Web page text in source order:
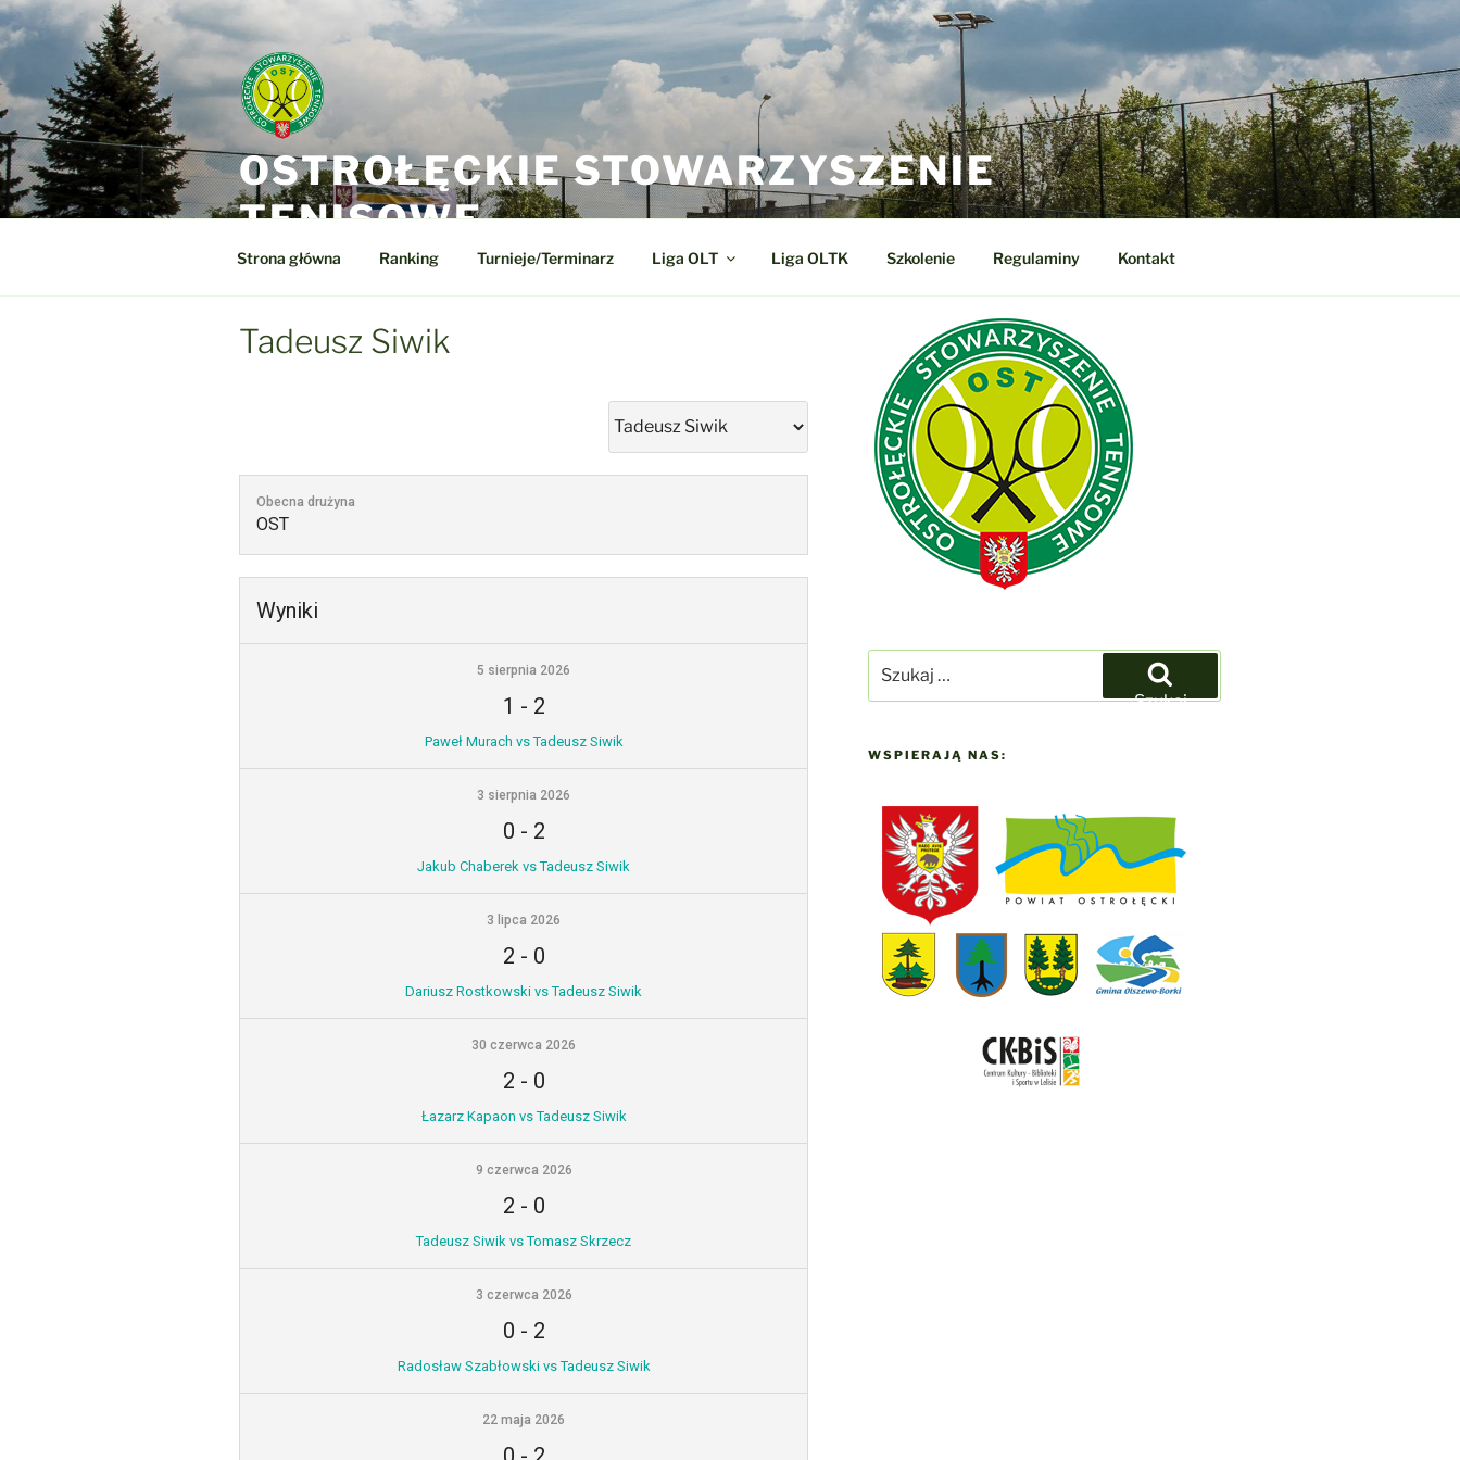
Przejdź
do
OSTROŁĘCKIE STOWARZYSZENIE
TENISOWE
Strona główna Ranking Turnieje/Terminarz Liga OLT Liga OLTK Szkolenie Regulaminy Kontakt
Tadeusz Siwik
Obecna drużyna
OST
Wyniki
5 sierpnia 2026
1 - 2
Paweł Murach vs Tadeusz Siwik
3 sierpnia 2026
0 - 2
Jakub Chaberek vs Tadeusz Siwik
3 lipca 2026
2 - 0
Dariusz Rostkowski vs Tadeusz Siwik
30 czerwca 2026
2 - 0
Łazarz Kapaon vs Tadeusz Siwik
9 czerwca 2026
2 - 0
Tadeusz Siwik vs Tomasz Skrzecz
3 czerwca 2026
0 - 2
Radosław Szabłowski vs Tadeusz Siwik
22 maja 2026
Szukaj
WSPIERAJĄ NAS: